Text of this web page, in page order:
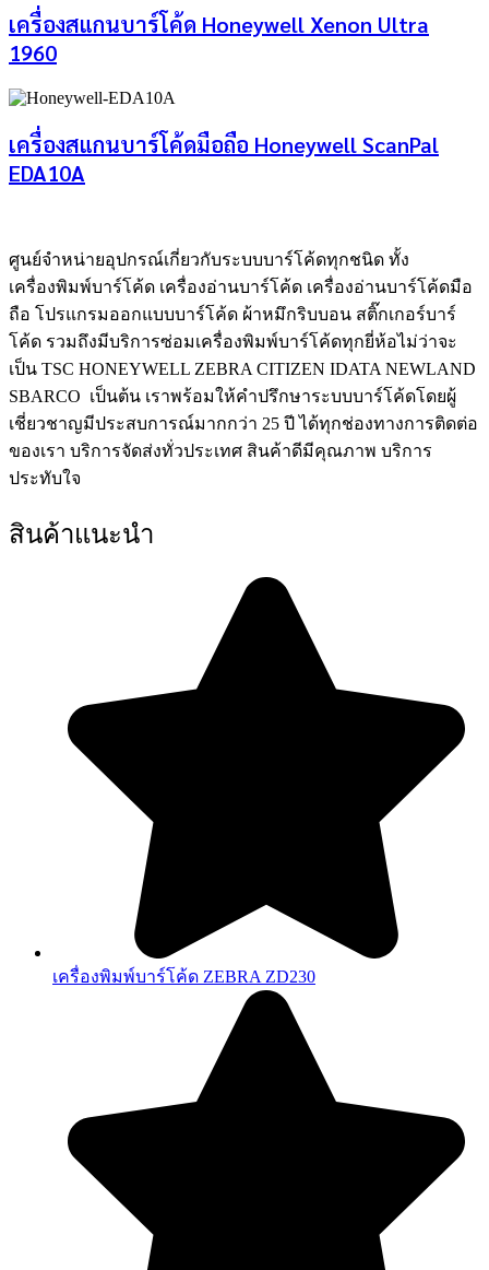
เครื่องสแกนบาร์โค้ด Honeywell Xenon Ultra
1960
เครื่องสแกนบาร์โค้ดมือถือ Honeywell ScanPal
EDA10A
ศูนย์จําหน่ายอุปกรณ์เกี่ยวกับระบบบาร์โค้ดทุกชนิด ทั้ง
เครื่องพิมพ์บาร์โค้ด เครื่องอ่านบาร์โค้ด เครื่องอ่านบาร์โค้ดมือ
ถือ โปรแกรมออกแบบบาร์โค้ด ผ้าหมึกริบบอน สติ๊กเกอร์บาร์
โค้ด รวมถึงมีบริการซ่อมเครื่องพิมพ์บาร์โค้ดทุกยี่ห้อไม่ว่าจะ
เป็น TSC HONEYWELL ZEBRA CITIZEN IDATA NEWLAND
SBARCO เป็นต้น เราพร้อมให้คำปรึกษาระบบบาร์โค้ดโดยผู้
เชี่ยวชาญมีประสบการณ์มากกว่า 25 ปี ได้ทุกช่องทางการติดต่อ
ของเรา บริการจัดส่งทั่วประเทศ สินค้าดีมีคุณภาพ บริการ
ประทับใจ
สินค้าแนะนำ
เครื่องพิมพ์บาร์โค้ด ZEBRA ZD230